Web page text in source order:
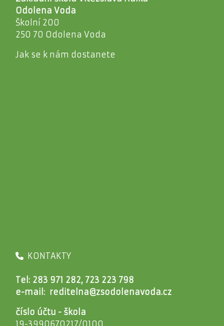
Odolena Voda
Školní 200
250 70 Odolena Voda
Jak se k nám dostanete
KONTAKTY
Tel: 283 971 282, 723 223 798
e-mail: reditelna@zsodolenavoda.cz
číslo účtu - škola